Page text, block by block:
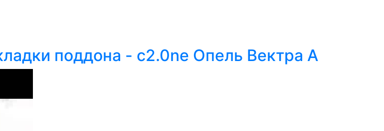
поддона - c2.0ne Опель Вектра А